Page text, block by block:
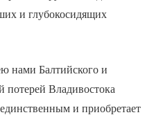
и глубокосидящих
нами Балтийского и
Владивостока
и приобретает